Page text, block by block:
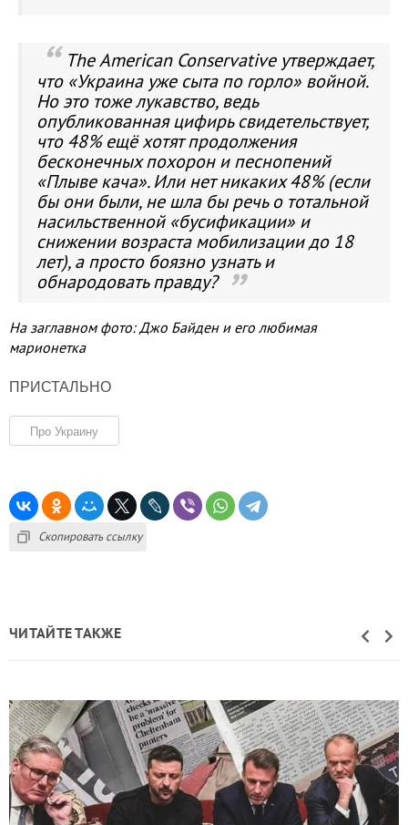
TheAmerican Conservative утверждает,
что «Украина уже сыта по горло» войной.
Но это тоже лукавство, ведь
опубликованная цифирь свидетельствует,
что 48% ещё хотят продолжения
бесконечных похорон и песнопений
«Плыве кача». Или нет никаких 48% (если
бы они были, не шла бы речь о тотальной
насильственной «бусификации» и
снижении возраста мобилизации до 18
лет), а просто боязно узнать и
обнародовать правду?
На заглавном фото: Джо Байден и его любимая
марионетка
ПРИСТАЛЬНО
Про Украину
Скопировать ссылку
ЧИТАЙТЕ ТАКЖЕ